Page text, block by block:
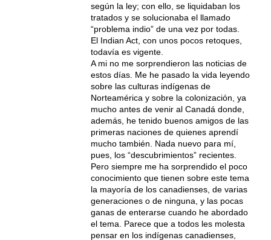
según la ley; con ello, se liquidaban los
tratados y se solucionaba el llamado
“problema indio” de una vez por todas.
El Indian Act, con unos pocos retoques,
todavía es vigente.
A mi no me sorprendieron las noticias de
estos días. Me he pasado la vida leyendo
sobre las culturas indígenas de
Norteamérica y sobre la colonización, ya
mucho antes de venir al Canadá donde,
además, he tenido buenos amigos de las
primeras naciones de quienes aprendí
mucho también. Nada nuevo para mí,
pues, los “descubrimientos” recientes.
Pero siempre me ha sorprendido el poco
conocimiento que tienen sobre este tema
la mayoría de los canadienses, de varias
generaciones o de ninguna, y las pocas
ganas de enterarse cuando he abordado
el tema. Parece que a todos les molesta
pensar en los indígenas canadienses,